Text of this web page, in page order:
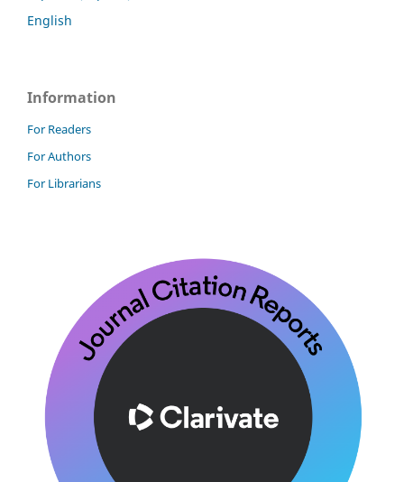
English
Information
For Readers
For Authors
For Librarians